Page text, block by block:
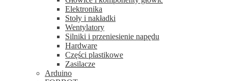
Elektronika
Stoły i nakładki
Wentylatory
Silniki i przeniesienie napędu
Hardware
Części plastikowe
Zasilacze
Arduino